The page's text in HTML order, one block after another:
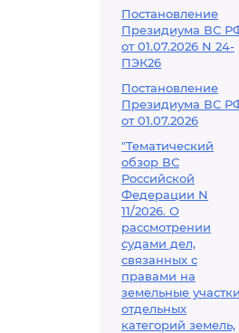
Постановление
Президиума ВС
от 01.07.2026 N 24-
ПЭК26
Постановление
Президиума ВС
от 01.07.2026
"Тематический
обзор ВС
Российской
Федерации N
11/2026. О
рассмотрении
судами дел,
связанных с
правами на
земельные участки
отдельных
категорий земель,